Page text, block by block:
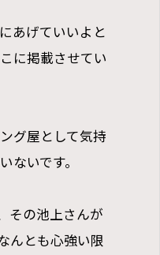
あげていいよと
に掲載させてい
グ屋として気持
ないです。
その池上さんが
んとも心強い限